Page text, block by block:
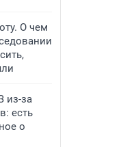
О чем
из-за
есть
о